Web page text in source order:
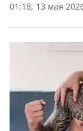
01:18, 13 мая